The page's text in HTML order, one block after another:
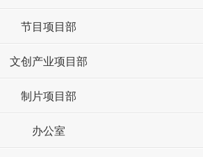
节目项目部
文创产业项目部
制片项目部
办公室